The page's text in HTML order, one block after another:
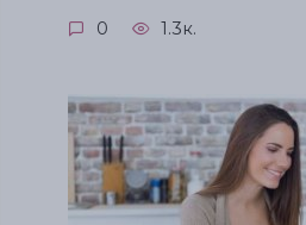
0 1.3к.